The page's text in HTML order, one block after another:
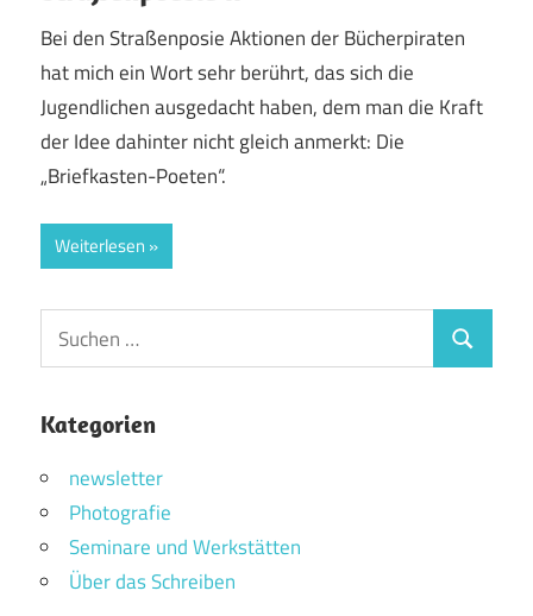
Bei den Straßenposie Aktionen der Bücherpiraten
hat mich ein Wort sehr berührt, das sich die
Jugendlichen ausgedacht haben, dem man die Kraft
der Idee dahinter nicht gleich anmerkt: Die
„Briefkasten-Poeten“.
Weiterlesen
Suchen
nach:
Suchen
Kategorien
newsletter
Photografie
Seminare und Werkstätten
Über das Schreiben